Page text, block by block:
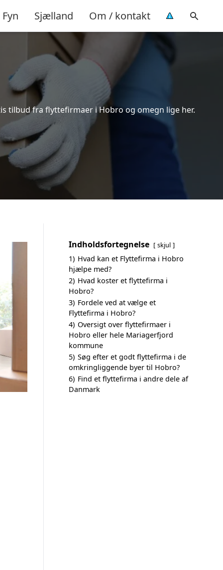
Fyn Sjælland Om / kontakt
tilbud fra flyttefirmaer i Hobro og omegn lige her.
Indholdsfortegnelse skjul
1) Hvad kan et Flyttefirma i Hobro
hjælpe med?
2) Hvad koster et flyttefirma i
Hobro?
3) Fordele ved at vælge et
Flyttefirma i Hobro?
4) Oversigt over flyttefirmaer i
Hobro eller hele Mariagerfjord
kommune
5) Søg efter et godt flyttefirma i de
omkringliggende byer til Hobro?
6) Find et flyttefirma i andre dele af
Danmark